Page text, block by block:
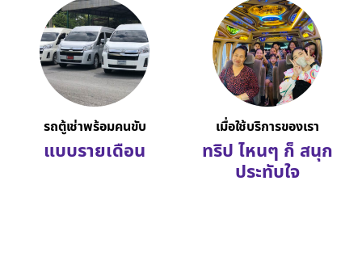
รถตู้เช่าพร้อมคนขับ
แบบรายเดือน
เมื่อใช้บริการของเรา
ทริป ไหนๆ ก็ สนุก
ประทับใจ